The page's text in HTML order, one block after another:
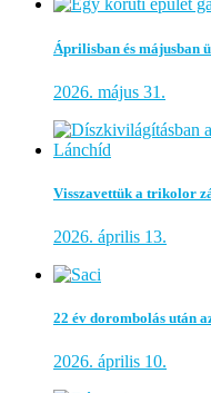
Áprilisban és májusban
2026. május 31.
Visszavettük a trikolor
2026. április 13.
22 év dorombolás után
2026. április 10.